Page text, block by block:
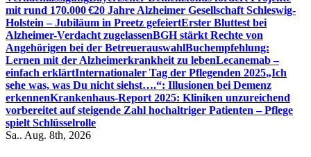
mit rund 170.000 €20 Jahre Alzheimer Gesellschaft Schleswig-
Holstein – Jubiläum in Preetz gefeiertErster Bluttest bei
Alzheimer-Verdacht zugelassenBGH stärkt Rechte von
Angehörigen bei der BetreuerauswahlBuchempfehlung:
Lernen mit der Alzheimerkrankheit zu lebenLecanemab –
einfach erklärtInternationaler Tag der Pflegenden 2025„Ich
sehe was, was Du nicht siehst….“: Illusionen bei Demenz
erkennenKrankenhaus-Report 2025: Kliniken unzureichend
vorbereitet auf steigende Zahl hochaltriger Patienten – Pflege
spielt Schlüsselrolle
Sa.. Aug. 8th, 2026